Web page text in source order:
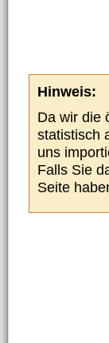
Hinweis:
Da wir die
statistisch
uns
Falls Sie
Seite